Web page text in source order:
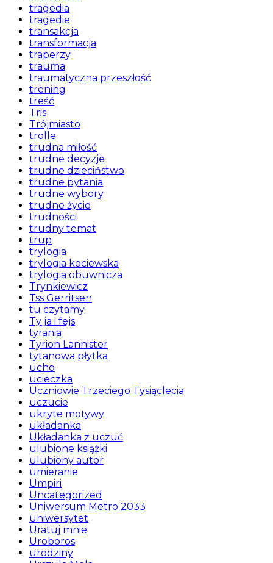
tragedia
tragedie
transakcja
transformacja
traperzy
trauma
traumatyczna przeszłość
trening
treść
Tris
Trójmiasto
trolle
trudna miłość
trudne decyzje
trudne dzieciństwo
trudne pytania
trudne wybory
trudne życie
trudności
trudny temat
trup
trylogia
trylogia kociewska
trylogia obuwnicza
Trynkiewicz
Tss Gerritsen
tu czytamy
Ty ja i fejs
tyrania
Tyrion Lannister
tytanowa płytka
ucho
ucieczka
Uczniowie Trzeciego Tysiąclecia
uczucie
ukryte motywy
układanka
Układanka z uczuć
ulubione książki
ulubiony autor
umieranie
Umpiri
Uncategorized
Uniwersum Metro 2033
uniwersytet
Uratuj mnie
Uroboros
urodziny